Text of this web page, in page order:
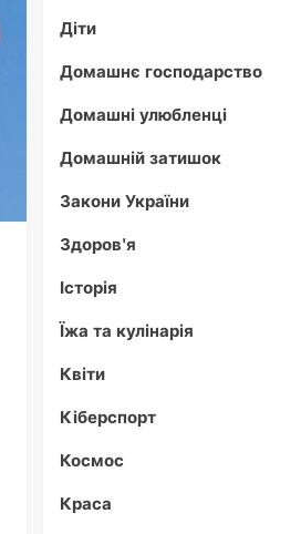
Діти
Домашнє господарство
Домашні улюбленці
Домашній затишок
Закони України
Здоров'я
Історія
Їжа та кулінарія
Квіти
Кіберспорт
Космос
Краса